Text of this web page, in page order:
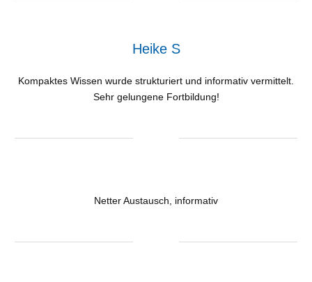
Heike S
Kompaktes Wissen wurde strukturiert und informativ vermittelt.
Sehr gelungene Fortbildung!
Netter Austausch, informativ